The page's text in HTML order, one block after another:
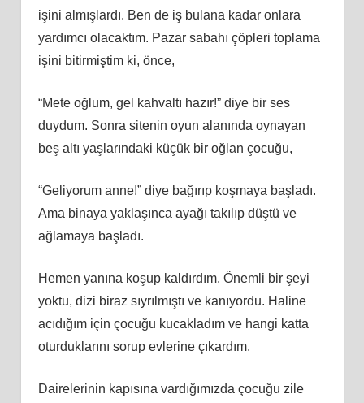
işini almışlardı. Ben de iş bulana kadar onlara
yardımcı olacaktım. Pazar sabahı çöpleri toplama
işini bitirmiştim ki, önce,
“Mete oğlum, gel kahvaltı hazır!” diye bir ses
duydum. Sonra sitenin oyun alanında oynayan
beş altı yaşlarındaki küçük bir oğlan çocuğu,
“Geliyorum anne!” diye bağırıp koşmaya başladı.
Ama binaya yaklaşınca ayağı takılıp düştü ve
ağlamaya başladı.
Hemen yanına koşup kaldırdım. Önemli bir şeyi
yoktu, dizi biraz sıyrılmıştı ve kanıyordu. Haline
acıdığım için çocuğu kucakladım ve hangi katta
oturduklarını sorup evlerine çıkardım.
Dairelerinin kapısına vardığımızda çocuğu zile